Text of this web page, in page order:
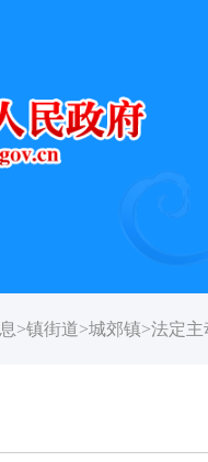
>镇街道>城郊镇>法定主